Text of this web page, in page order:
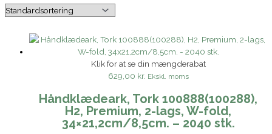
Klik for at se din mængderabat
629,00 kr. Ekskl. moms
Håndklædeark, Tork 100888(100288),
H2, Premium, 2-lags, W-fold,
34×21,2cm/8,5cm. – 2040 stk.